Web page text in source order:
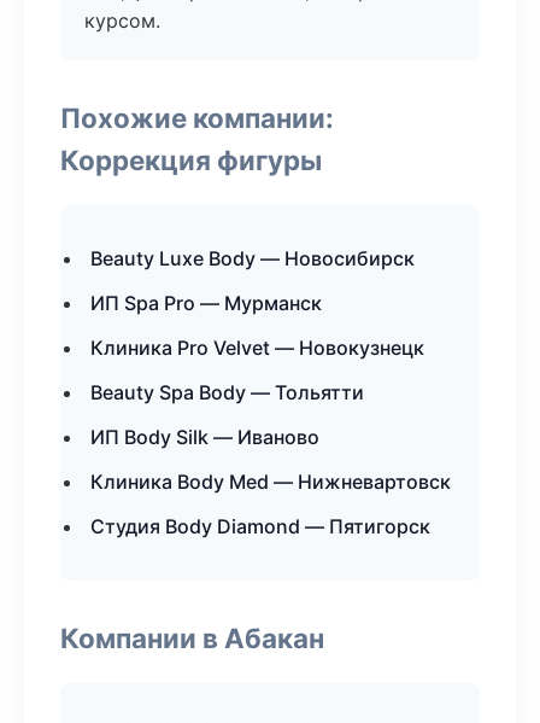
курсом.
Похожие компании:
Коррекция фигуры
Beauty Luxe Body — Новосибирск
ИП Spa Pro — Мурманск
Клиника Pro Velvet — Новокузнецк
Beauty Spa Body — Тольятти
ИП Body Silk — Иваново
Клиника Body Med — Нижневартовск
Студия Body Diamond — Пятигорск
Компании в Абакан